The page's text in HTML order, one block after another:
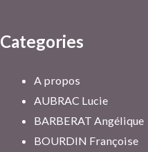
Categories
A propos
AUBRAC Lucie
BARBERAT Angélique
BOURDIN Françoise